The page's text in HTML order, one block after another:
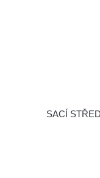
SACÍ